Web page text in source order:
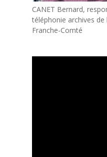
CANET Bernard,
téléphonie archives de
Franche-Comté